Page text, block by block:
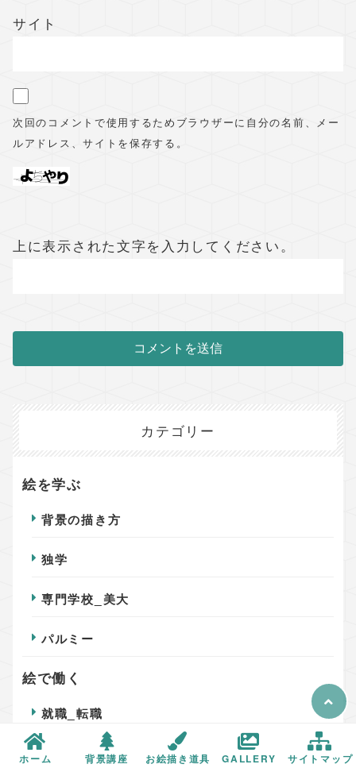
サイト
次回のコメントで使用するためブラウザーに自分の名前、メー
ルアドレス、サイトを保存する。
上に表示された文字を入力してください。
カテゴリー
絵を学ぶ
背景の描き方
独学
専門学校_美大
パルミー
絵で働く
就職_転職
ﾌﾘｰﾗﾝｽ
ホーム 背景講座 お絵描き道具 GALLERY サイトマップ